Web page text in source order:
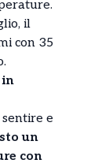
il
con 35
in
e
un
con